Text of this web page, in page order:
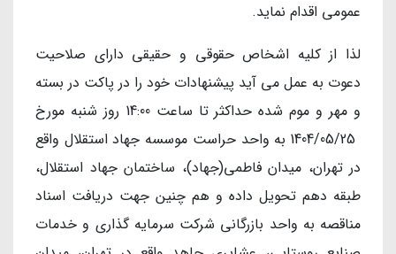
عمومی اقدام نماید.
لذا از کلیه اشخاص حقوقی و حقیقی دارای صلاحیت
دعوت به عمل می آید پیشنهادات خود را در پاکت در بسته
و مهر و موم شده حداکثر تا ساعت 14:00 روز شنبه مورخ
1404/05/25 به واحد حراست موسسه جهاد استقلال واقع
در تهران، میدان فاطمی(جهاد)، ساختمان جهاد استقلال،
طبقه دهم تحویل داده و هم چنین جهت دریافت اسناد
مناقصه به واحد بازرگانی شرکت سرمایه گذاری و خدمات